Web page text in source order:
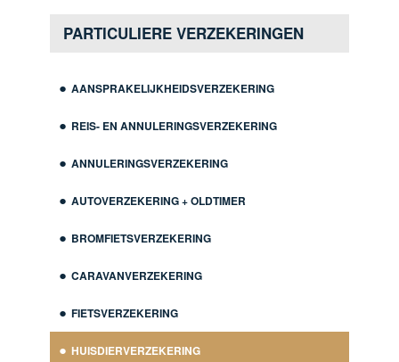
PARTICULIERE VERZEKERINGEN
AANSPRAKELIJKHEIDSVERZEKERING
REIS- EN ANNULERINGSVERZEKERING
ANNULERINGSVERZEKERING
AUTOVERZEKERING + OLDTIMER
BROMFIETSVERZEKERING
CARAVANVERZEKERING
FIETSVERZEKERING
HUISDIERVERZEKERING